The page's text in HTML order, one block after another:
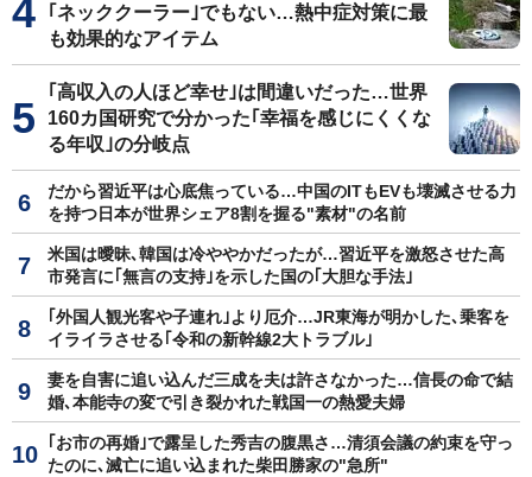
｢ネッククーラー｣でもない…熱中症対策に最
も効果的なアイテム
｢高収入の人ほど幸せ｣は間違いだった…世界
160カ国研究で分かった｢幸福を感じにくくな
る年収｣の分岐点
だから習近平は心底焦っている…中国のITもEVも壊滅させる力
を持つ日本が世界シェア8割を握る"素材"の名前
米国は曖昧､韓国は冷ややかだったが…習近平を激怒させた高
市発言に｢無言の支持｣を示した国の｢大胆な手法｣
｢外国人観光客や子連れ｣より厄介…JR東海が明かした､乗客を
イライラさせる｢令和の新幹線2大トラブル｣
妻を自害に追い込んだ三成を夫は許さなかった…信長の命で結
婚､本能寺の変で引き裂かれた戦国一の熱愛夫婦
｢お市の再婚｣で露呈した秀吉の腹黒さ…清須会議の約束を守っ
たのに､滅亡に追い込まれた柴田勝家の"急所"